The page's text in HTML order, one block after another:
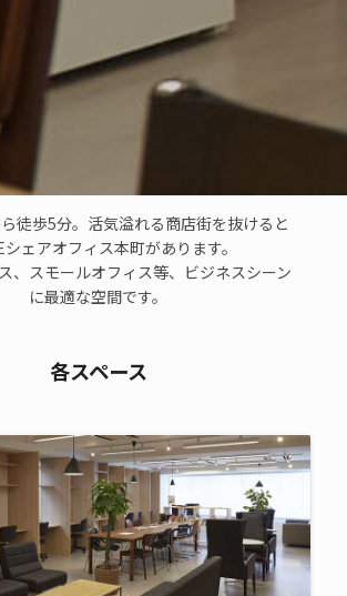
徒歩5分。活気溢れる商店街を抜けると
シェアオフィス本町があります。
、スモールオフィス等、ビジネスシーン
に最適な空間です。
各スペース